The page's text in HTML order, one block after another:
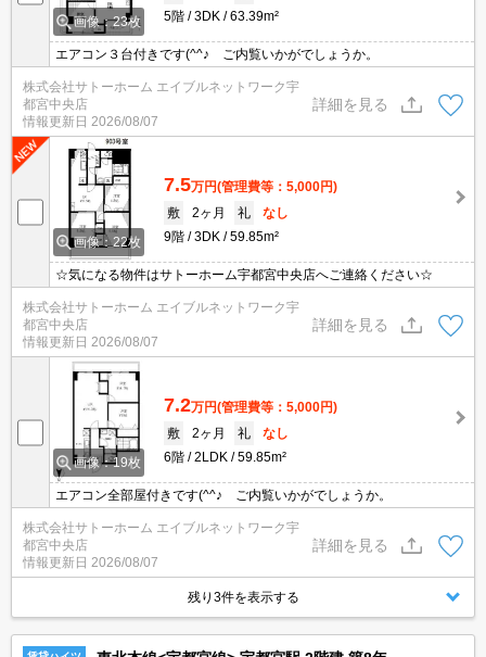
画像：23枚
5階
3DK 63.39m²
エアコン３台付きです(^^♪ ご内覧いかがでしょうか。
株式会社サトーホーム エイブルネットワーク宇
都宮中央店
情報更新日 2026/08/07
詳細を見る
画像：22枚
7.5万円(管理費等：5,000円)
敷
2ヶ月 礼
なし
9階
3DK 59.85m²
☆気になる物件はサトーホーム宇都宮中央店へご連絡ください☆
株式会社サトーホーム エイブルネットワーク宇
都宮中央店
情報更新日 2026/08/07
詳細を見る
画像：19枚
7.2万円(管理費等：5,000円)
敷
2ヶ月 礼
なし
6階
2LDK 59.85m²
エアコン全部屋付きです(^^♪ ご内覧いかがでしょうか。
株式会社サトーホーム エイブルネットワーク宇
都宮中央店
情報更新日 2026/08/07
詳細を見る
残り3件を表示する